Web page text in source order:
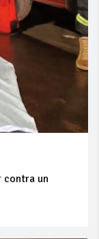
contra un